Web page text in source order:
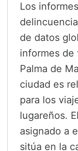
Los
de datos
informes de
Palma de
ciudad es
para los
lugareños.
asignado a
sitúa en la